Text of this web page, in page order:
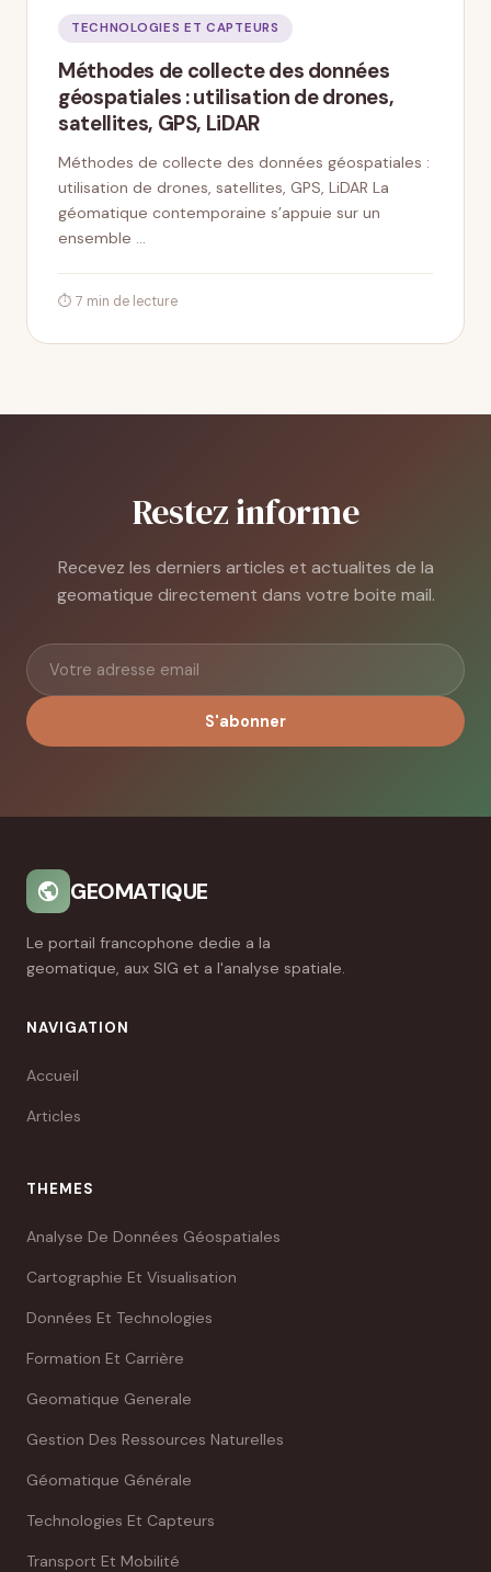
TECHNOLOGIES ET CAPTEURS
Méthodes de collecte des données
géospatiales : utilisation de drones,
satellites, GPS, LiDAR
Méthodes de collecte des données géospatiales :
utilisation de drones, satellites, GPS, LiDAR La
géomatique contemporaine s’appuie sur un
ensemble …
⏱ 7 min de lecture
Restez informe
Recevez les derniers articles et actualites de la
geomatique directement dans votre boite mail.
S'abonner
GEOMATIQUE
Le portail francophone dedie a la
geomatique, aux SIG et a l'analyse spatiale.
NAVIGATION
Accueil
Articles
THEMES
Analyse De Données Géospatiales
Cartographie Et Visualisation
Données Et Technologies
Formation Et Carrière
Geomatique Generale
Gestion Des Ressources Naturelles
Géomatique Générale
Technologies Et Capteurs
Transport Et Mobilité